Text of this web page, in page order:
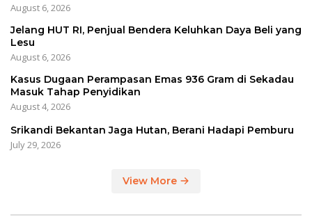
August 6, 2026
Jelang HUT RI, Penjual Bendera Keluhkan Daya Beli yang
Lesu
August 6, 2026
Kasus Dugaan Perampasan Emas 936 Gram di Sekadau
Masuk Tahap Penyidikan
August 4, 2026
Srikandi Bekantan Jaga Hutan, Berani Hadapi Pemburu
July 29, 2026
View More